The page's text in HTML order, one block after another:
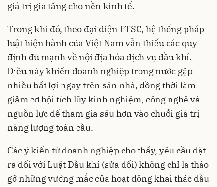
giá trị gia tăng cho nền kinh tế.
Trong khi đó, theo đại diện PTSC, hệ thống pháp
luật hiện hành của Việt Nam vẫn thiếu các quy
định đủ mạnh về nội địa hóa dịch vụ dầu khí.
Điều này khiến doanh nghiệp trong nước gặp
nhiều bất lợi ngay trên sân nhà, đồng thời làm
giảm cơ hội tích lũy kinh nghiệm, công nghệ và
nguồn lực để tham gia sâu hơn vào chuỗi giá trị
năng lượng toàn cầu.
Các ý kiến từ doanh nghiệp cho thấy, yêu cầu đặt
ra đối với Luật Dầu khí (sửa đổi) không chỉ là tháo
gỡ những vướng mắc của hoạt động khai thác dầu